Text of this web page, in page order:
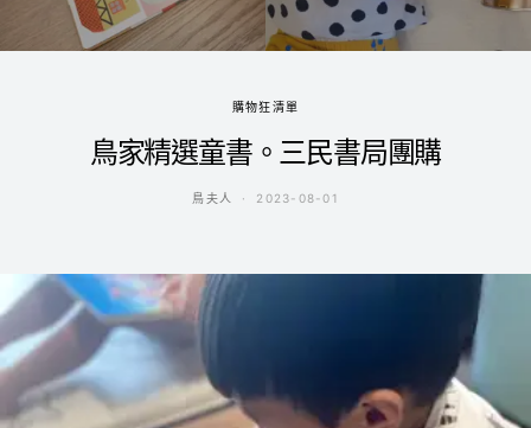
購物狂清單
鳥家精選童書。三民書局團購
鳥夫人 2023-08-01